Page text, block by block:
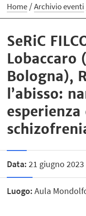
Home Archivio eventi
SeRiC
Lobaccaro
Bologna),
l’abisso:
Data: 21 giugno
Luogo: Aula